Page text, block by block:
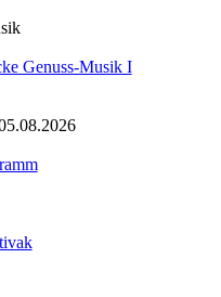
Genuss-Musik I